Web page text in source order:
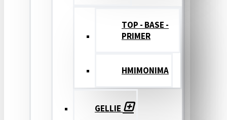
TOP - BASE -
PRIMER
ΗΜΙΜΟΝΙΜΑ
GELLIE